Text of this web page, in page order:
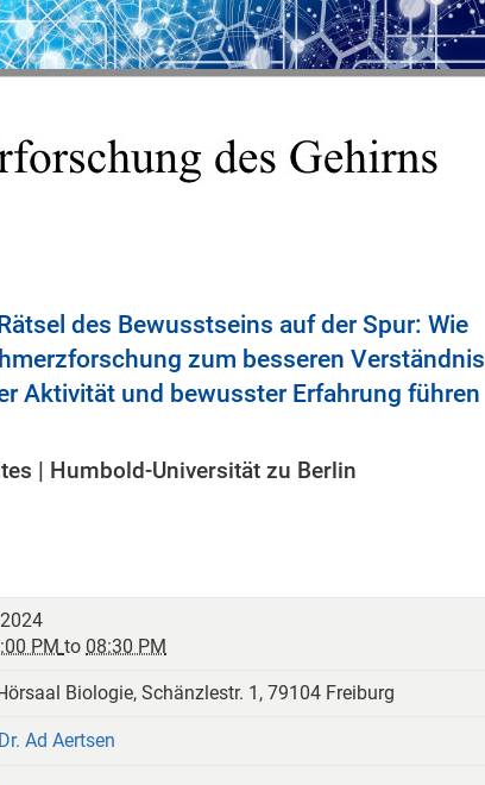
des Bewusstseins auf der Spur: Wie
zum besseren Verständnis
Aktivität und bewusster Erfahrung führen
| Humbold-Universität zu Berlin
PM to 08:30 PM
Biologie, Schänzlestr. 1, 79104 Freiburg
Ad Aertsen